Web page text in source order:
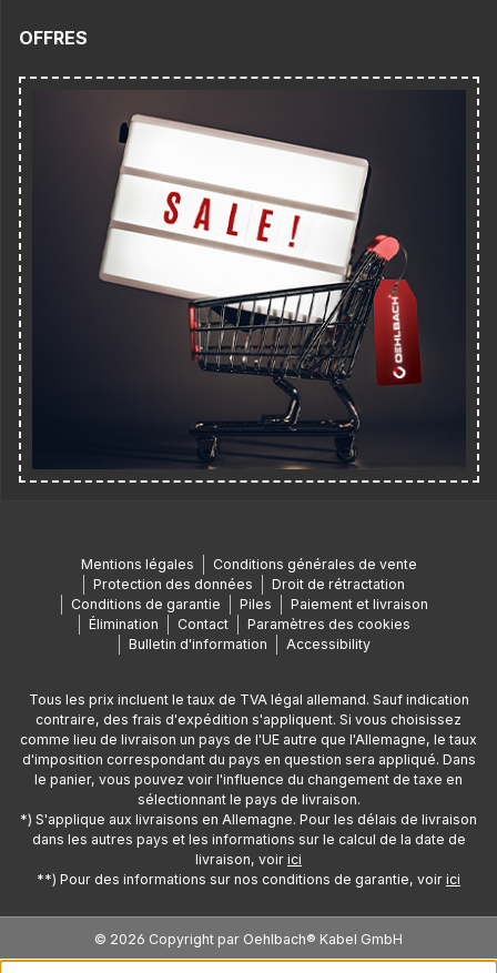
OFFRES
Mentions légales
Conditions générales de vente
Protection des données
Droit de rétractation
Conditions de garantie
Piles
Paiement et livraison
Élimination
Contact
Paramètres des cookies
Bulletin d'information
Accessibility
Tous les prix incluent le taux de TVA légal allemand. Sauf indication
contraire, des frais d'expédition s'appliquent. Si vous choisissez
comme lieu de livraison un pays de l'UE autre que l'Allemagne, le taux
d'imposition correspondant du pays en question sera appliqué. Dans
le panier, vous pouvez voir l'influence du changement de taxe en
sélectionnant le pays de livraison.
*) S'applique aux livraisons en Allemagne. Pour les délais de livraison
dans les autres pays et les informations sur le calcul de la date de
livraison, voir ici
**) Pour des informations sur nos conditions de garantie, voir ici
© 2026 Copyright par Oehlbach® Kabel GmbH